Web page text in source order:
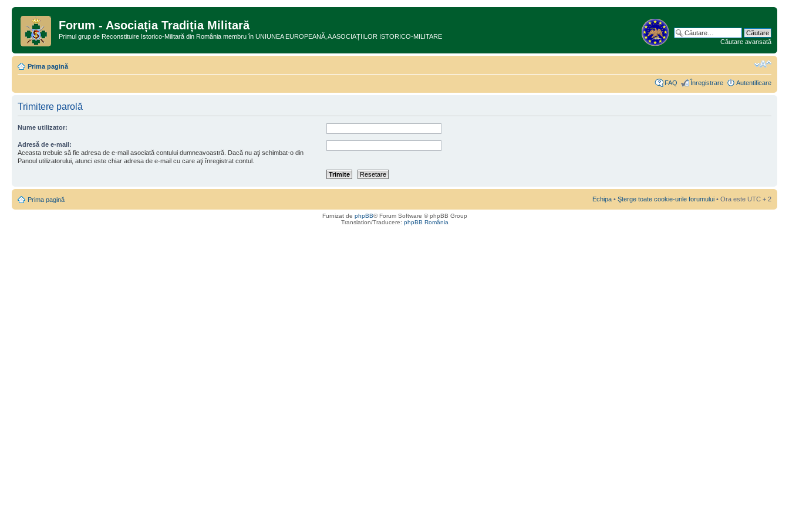
Forum - Asociația Tradiția Militară
Primul grup de Reconstituire Istorico-Militară din România membru în UNIUNEA EUROPEANĂ‚ A ASOCIAȚIILOR ISTORICO-MILITARE
Căutare avansată
Prima pagină
FAQ Înregistrare Autentificare
Trimitere parolă
Nume utilizator:
Adresă de e-mail:
Aceasta trebuie să fie adresa de e-mail asociată contului dumneavoastră. Dacă nu aţi schimbat-o din
Panoul utilizatorului, atunci este chiar adresa de e-mail cu care aţi înregistrat contul.
Prima pagină Echipa • Şterge toate cookie-urile forumului • Ora este UTC + 2
Furnizat de phpBB® Forum Software © phpBB Group
Translation/Traducere: phpBB România